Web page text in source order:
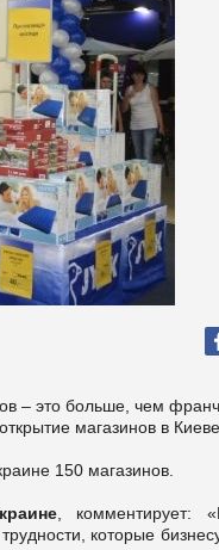
– это больше, чем
магазинов в
150 магазинов.
, комментирует:
которые